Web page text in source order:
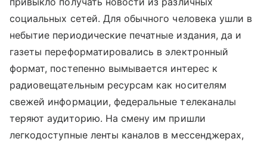
социальных сетей. Для обычного человека ушли в
небытие периодические печатные издания, да и
газеты переформатировались в электронный
формат, постепенно вымывается интерес к
радиовещательным ресурсам как носителям
свежей информации, федеральные телеканалы
теряют аудиторию. На смену им пришли
легкодоступные ленты каналов в мессенджерах,